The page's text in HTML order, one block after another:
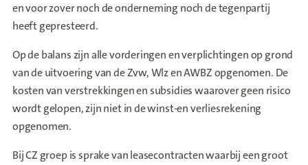
en voor zover noch de onderneming noch de tegenpartij
heeft gepresteerd.
Op de balans zijn alle vorderingen en verplichtingen op grond
van de uitvoering van de Zvw, Wlz en AWBZ opgenomen. De
kosten van verstrekkingen en subsidies waarover geen risico
wordt gelopen, zijn niet in de winst-en verliesrekening
opgenomen.
Bij CZ groep is sprake van leasecontracten waarbij een groot